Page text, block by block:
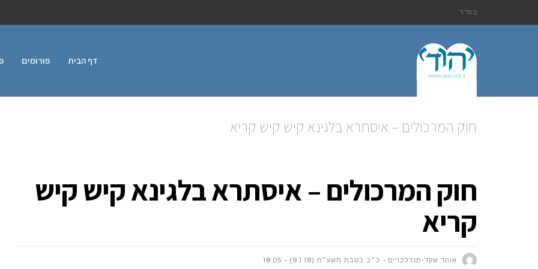
בס"ד
דף הבית פורומים
חוק המרכולים – איסתרא בלגינא קיש קיש קריא
חוק המרכולים – איסתרא בלגינא קיש קיש
קריא
אוהד שקד-מנדלבויים כ״ב בטבת תשע״ח (9.1.18) 18:05